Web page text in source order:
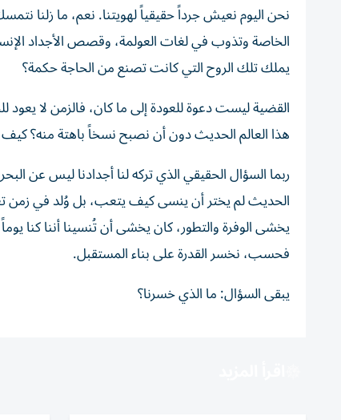
نحن اليوم نعيش جرداً حقيقياً لهويتنا. نعم، ما زلنا
الخاصة وتذوب في لغات العولمة، وقصص الأجداد
يملك تلك الروح التي كانت تصنع من الحاجة حكمة؟
القضية ليست دعوة للعودة إلى ما كان، فالزمن لا
هذا العالم الحديث دون أن نصبح نسخاً باهتة منه؟
ربما السؤال الحقيقي الذي تركه لنا أجدادنا ليس عن
الحديث لم يختر أن ينسى كيف يتعب، بل وُلد في زمن
يخشى الوفرة والتطور، كان يخشى أن تُنسينا أننا كنا
فحسب، نخسر القدرة على بناء المستقبل.
يبقى السؤال: ما الذي خسرنا؟